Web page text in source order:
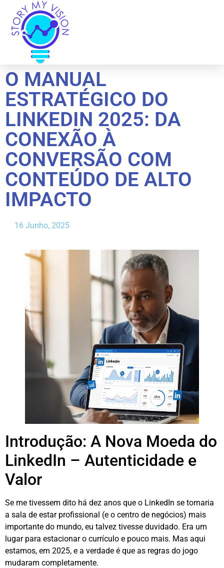
O MANUAL
ESTRATÉGICO DO
LINKEDIN 2025: DA
CONEXÃO À
CONVERSÃO COM
CONTEÚDO DE ALTO
IMPACTO
16 Junho, 2025
Introdução: A Nova Moeda do
LinkedIn – Autenticidade e
Valor
Se me tivessem dito há dez anos que o LinkedIn se tornaria
a sala de estar profissional (e o centro de negócios) mais
importante do mundo, eu talvez tivesse duvidado. Era um
lugar para estacionar o currículo e pouco mais. Mas aqui
estamos, em 2025, e a verdade é que as regras do jogo
mudaram completamente.